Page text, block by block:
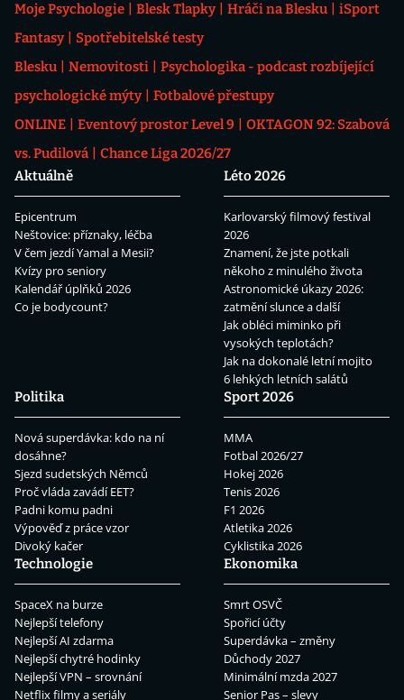
Moje Psychologie Blesk Tlapky Hráči na Blesku
iSport
Fantasy
Spotřebitelské testy
Blesku
Nemovitosti
Psychologika - podcast rozbíjející
psychologické mýty
Fotbalové přestupy
ONLINE
Eventový prostor Level 9
OKTAGON 92: Szabová
vs. Pudilová
Chance Liga 2026/27
Aktuálně
Epicentrum
Neštovice: příznaky, léčba
V čem jezdí Yamal a Mesii?
Kvízy pro seniory
Kalendář úplňků 2026
Co je bodycount?
Léto 2026
Karlovarský filmový festival
2026
Znamení, že jste potkali
někoho z minulého života
Astronomické úkazy 2026:
zatmění slunce a další
Jak obléci miminko při
vysokých teplotách?
Jak na dokonalé letní mojito
6 lehkých letních salátů
Politika
Nová superdávka: kdo na ní
dosáhne?
Sjezd sudetských Němců
Proč vláda zavádí EET?
Padni komu padni
Výpověď z práce vzor
Divoký kačer
Sport 2026
MMA
Fotbal 2026/27
Hokej 2026
Tenis 2026
F1 2026
Atletika 2026
Cyklistika 2026
Technologie
SpaceX na burze
Nejlepší telefony
Nejlepší AI zdarma
Nejlepší chytré hodinky
Nejlepší VPN – srovnání
Netflix filmy a seriály
Ekonomika
Smrt OSVČ
Spořicí účty
Superdávka – změny
Důchody 2027
Minimální mzda 2027
Senior Pas – slevy